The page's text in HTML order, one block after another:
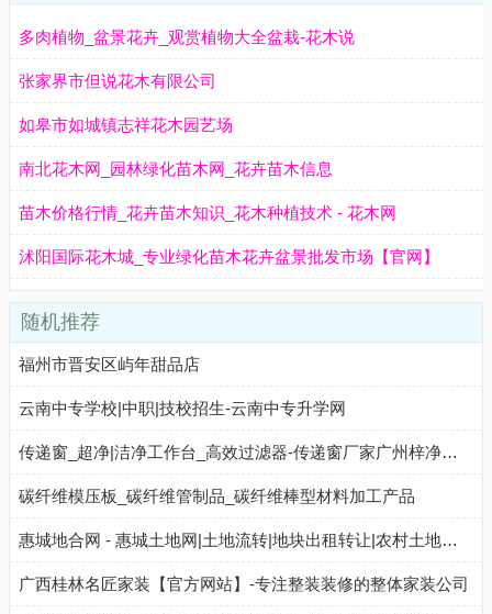
多肉植物_盆景花卉_观赏植物大全盆栽-花木说
张家界市但说花木有限公司
如皋市如城镇志祥花木园艺场
南北花木网_园林绿化苗木网_花卉苗木信息
苗木价格行情_花卉苗木知识_花木种植技术 - 花木网
沭阳国际花木城_专业绿化苗木花卉盆景批发市场【官网】
随机推荐
福州市晋安区屿年甜品店
云南中专学校|中职|技校招生-云南中专升学网
传递窗_超净|洁净工作台_高效过滤器-传递窗厂家广州梓净公司
碳纤维模压板_碳纤维管制品_碳纤维棒型材料加工产品
惠城地合网 - 惠城土地网|土地流转|地块出租转让|农村土地租赁承包网络平台
广西桂林名匠家装【官方网站】-专注整装装修的整体家装公司